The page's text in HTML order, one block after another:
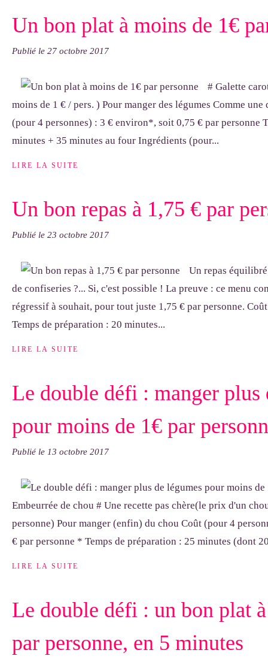
Un bon plat à moins de 1€
Publié le 27 octobre 2017
# Galette
moins de 1 € / pers. ) Pour manger des légumes Comme une
(pour 4 personnes) : 3 € environ*, soit 0,75 € par personne
minutes + 35 minutes au four Ingrédients (pour...
LIRE LA SUITE
Un bon repas à 1,75 € par
Publié le 23 octobre 2017
Un repas
de confiseries ?... Si, c'est possible ! La preuve : ce menu
régressif à souhait, pour tout juste 1,75 € par personne.
Temps de préparation : 20 minutes...
LIRE LA SUITE
Le double défi : manger plus
pour moins de 1€ par
Publié le 13 octobre 2017
Embeurrée de chou # Une recette pas chère(le prix d'un
personne) Pour manger (enfin) du chou Coût (pour 4
€ par personne * Temps de préparation : 25 minutes (dont
LIRE LA SUITE
Le double défi : un bon plat
par personne, en 5 minutes